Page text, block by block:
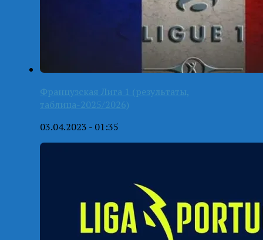
Французская Лига 1 (результаты,
таблица-2025/2026)
03.04.2023 - 01:35